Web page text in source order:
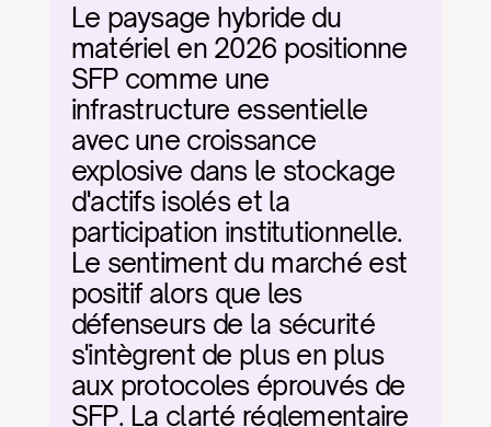
Le paysage hybride du
matériel en 2026 positionne
SFP comme une
infrastructure essentielle
avec une croissance
explosive dans le stockage
d'actifs isolés et la
participation institutionnelle.
Le sentiment du marché est
positif alors que les
défenseurs de la sécurité
s'intègrent de plus en plus
aux protocoles éprouvés de
SFP. La clarté réglementaire